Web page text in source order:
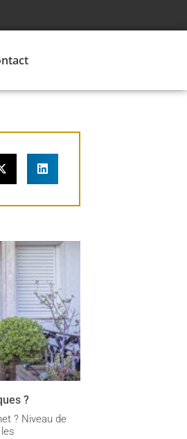
?
? Niveau de